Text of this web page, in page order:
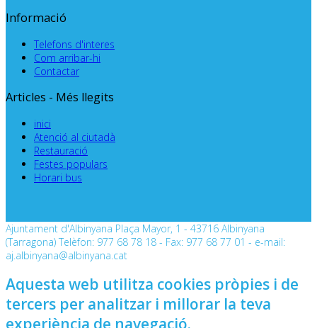
Informació
Telefons d'interes
Com arribar-hi
Contactar
Articles - Més llegits
inici
Atenció al ciutadà
Restauració
Festes populars
Horari bus
Ajuntament d'Albinyana Plaça Mayor, 1 - 43716 Albinyana
(Tarragona) Telèfon: 977 68 78 18 - Fax: 977 68 77 01 - e-mail:
aj.albinyana@albinyana.cat
Aquesta web utilitza cookies pròpies i de
tercers per analitzar i millorar la teva
experiència de navegació.